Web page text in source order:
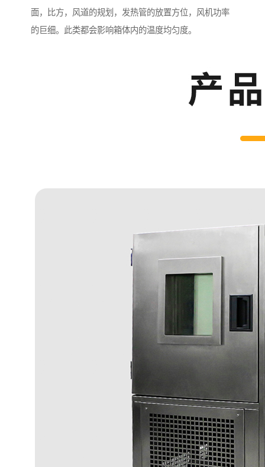
面，比方，风道的规划，发热管的放置方位，风机功率
的巨细。此类都会影响箱体内的温度均匀度。